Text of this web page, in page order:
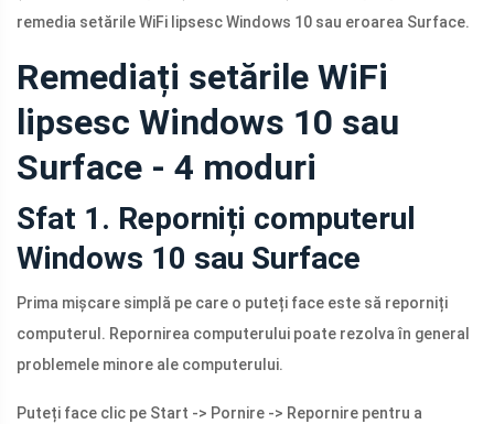
remedia setările WiFi lipsesc Windows 10 sau eroarea Surface.
Remediați setările WiFi
lipsesc Windows 10 sau
Surface - 4 moduri
Sfat 1. Reporniți computerul
Windows 10 sau Surface
Prima mișcare simplă pe care o puteți face este să reporniți
computerul. Repornirea computerului poate rezolva în general
problemele minore ale computerului.
Puteți face clic pe Start -> Pornire -> Repornire pentru a